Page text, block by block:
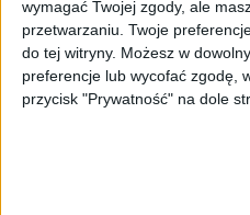
wymagać Twojej zgody, ale
przetwarzaniu. Twoje
do tej witryny. Możesz w
preferencje lub wycofać zgodę,
przycisk "Prywatność" na dole
sięgającym 3 mld zł.
temu w Polsce
tworzących wysokiej
technologie, a Polska